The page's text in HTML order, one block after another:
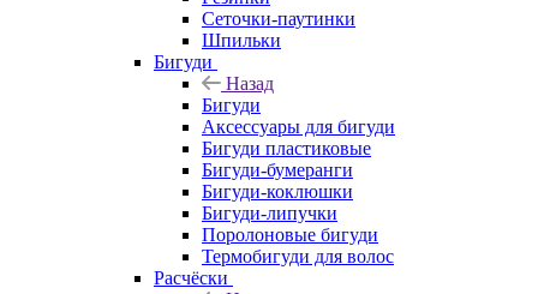
Сеточки-паутинки
Шпильки
Бигуди
Назад
Бигуди
Аксессуары для бигуди
Бигуди пластиковые
Бигуди-бумеранги
Бигуди-коклюшки
Бигуди-липучки
Поролоновые бигуди
Термобигуди для волос
Расчёски